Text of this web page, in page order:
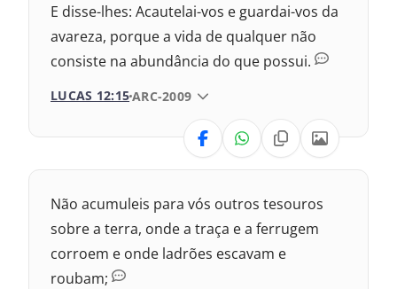
Nova Versão Internacional
2017 – Nova Almeida Atualizada
1969 – Almeida Revisada e Corrigida
1993 – Almeida Revisada e Atualizada
E disse-lhes: Acautelai-vos e guardai-vos da
avareza, porque a vida de qualquer não
consiste na abundância do que possui.
LUCAS 12:15 VERSÃO DA BÍBLIA
ARC-2009
VERSÃO
Nova Versão Internacional
2017 – Nova Almeida Atualizada
Não acumuleis para vós outros tesouros
sobre a terra, onde a traça e a ferrugem
corroem e onde ladrões escavam e
roubam;